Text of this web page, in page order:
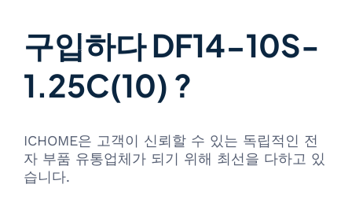
구입하다 DF14-10S-
1.25C(10) ?
ICHOME은 고객이 신뢰할 수 있는 독립적인 전
자 부품 유통업체가 되기 위해 최선을 다하고 있
습니다.